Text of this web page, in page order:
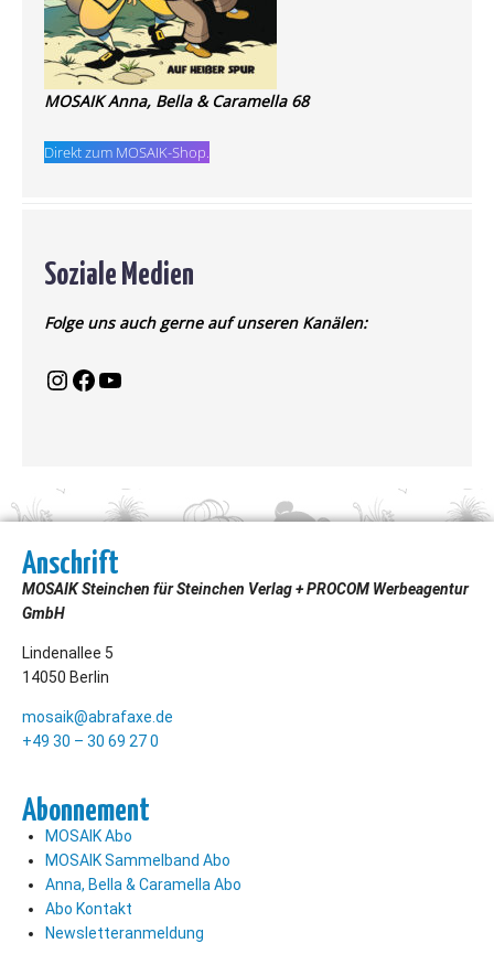
MOSAIK Anna, Bella & Caramella 68
Direkt zum MOSAIK-Shop.
Soziale Medien
Folge uns auch gerne auf unseren Kanälen:
Anschrift
MOSAIK Steinchen für Steinchen Verlag + PROCOM Werbeagentur
GmbH
Lindenallee 5
14050 Berlin
mosaik@abrafaxe.de
+49 30 – 30 69 27 0
Abonnement
MOSAIK Abo
MOSAIK Sammelband Abo
Anna, Bella & Caramella Abo
Abo Kontakt
Newsletteranmeldung